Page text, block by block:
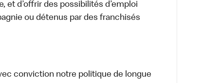
et d’offrir des possibilités d’emploi
ou détenus par des franchisés
conviction notre politique de longue